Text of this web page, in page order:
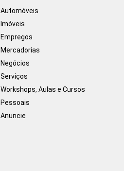
Automóveis
Imóveis
Empregos
Mercadorias
Negócios
Serviços
Workshops, Aulas e Cursos
Pessoais
Anuncie